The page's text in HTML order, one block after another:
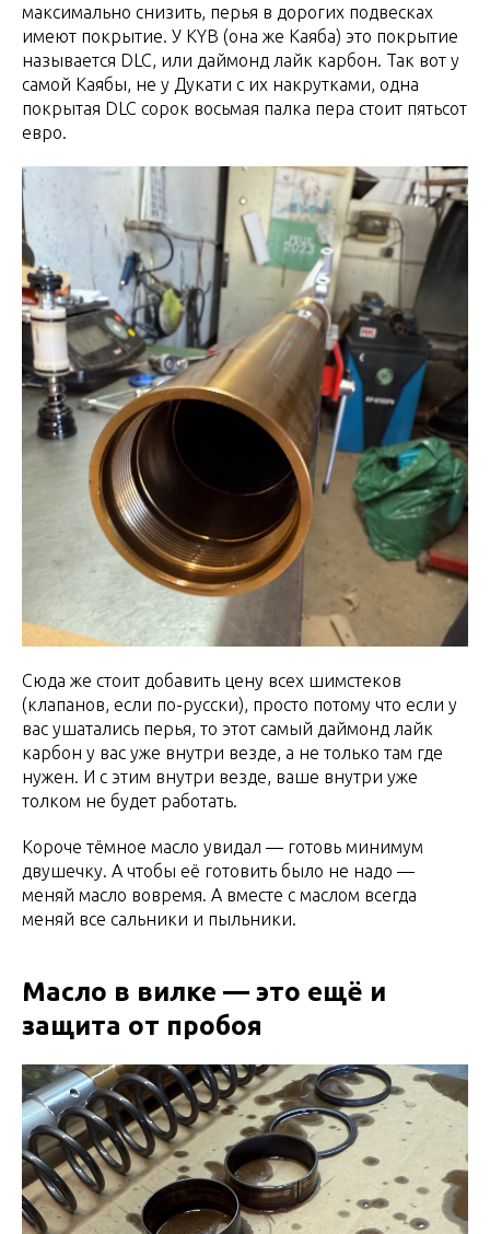
максимально снизить, перья в дорогих подвесках
имеют покрытие. У KYB (она же Каяба) это покрытие
называется DLC, или даймонд лайк карбон. Так вот у
самой Каябы, не у Дукати с их накрутками, одна
покрытая DLC сорок восьмая палка пера стоит пятьсот
евро.
Сюда же стоит добавить цену всех шимстеков
(клапанов, если по-русски), просто потому что если у
вас ушатались перья, то этот самый даймонд лайк
карбон у вас уже внутри везде, а не только там где
нужен. И с этим внутри везде, ваше внутри уже
толком не будет работать.
Короче тёмное масло увидал — готовь минимум
двушечку. А чтобы её готовить было не надо —
меняй масло вовремя. А вместе с маслом всегда
меняй все сальники и пыльники.
Масло в вилке — это ещё и
защита от пробоя